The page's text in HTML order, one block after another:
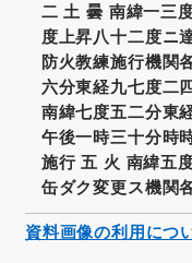
二 土 曇 南緯一三
度上昇八十二度ニ
防火教練施行機関
六分東経九七度二
南緯七度五二分東
午後一時三十分時
施行 五 火 南緯五
缶ダク変更ス機関
資料画像の利用につ